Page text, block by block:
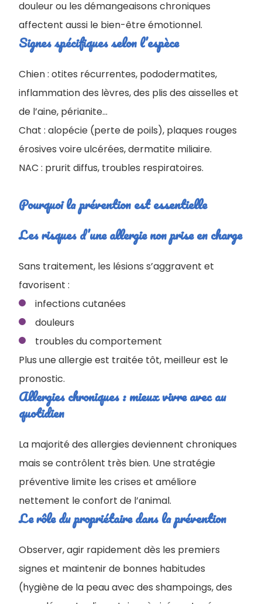
douleur ou les démangeaisons chroniques
affectent aussi le bien-être émotionnel.
Signes spécifiques selon l’espèce
Chien : otites récurrentes, pododermatites,
inflammation des lèvres, des plis des aisselles et
de l’aine, périanite…
Chat : alopécie (perte de poils), plaques rouges
érosives voire ulcérées, dermatite miliaire.
NAC : prurit diffus, troubles respiratoires.
Pourquoi la prévention est essentielle
Les risques d’une allergie non prise en charge
Sans traitement, les lésions s’aggravent et
favorisent :
infections cutanées
douleurs
troubles du comportement
Plus une allergie est traitée tôt, meilleur est le
pronostic.
Allergies chroniques : mieux vivre avec au
quotidien
La majorité des allergies deviennent chroniques
mais se contrôlent très bien. Une stratégie
préventive limite les crises et améliore
nettement le confort de l’animal.
Le rôle du propriétaire dans la prévention
Observer, agir rapidement dès les premiers
signes et maintenir de bonnes habitudes
(hygiène de la peau avec des shampoings, des